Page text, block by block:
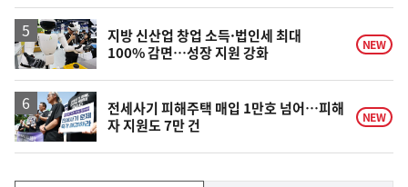
락
지방 신산업 창업 소득·법인세 최대
100% 감면…성장 지원 강화
NEW
전세사기 피해주택 매입 1만호 넘어…피해
자 지원도 7만 건
NEW